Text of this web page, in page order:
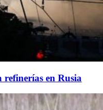
refinerías en Rusia